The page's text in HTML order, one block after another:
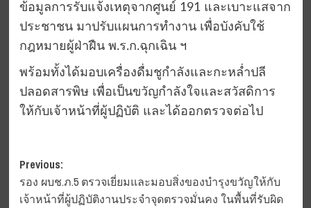
ข้อมูลการรับแจ้งเหตุจากศูนย์ 191 และเบาะแสจาก
ประชาชน มาปรับแผนการทำงาน เพื่อบังคับใช้
กฎหมายผู้ฝ่าฝืน พ.ร.ก.ฉุกเฉิน ฯ
พร้อมทั้งได้มอบเครื่องดื่มชูกำลังและกะหล่ำปลี
ปลอดสารพิษ เพื่อเป็นขวัญกำลังใจและสวัสดิการ
ให้กับเจ้าหน้าที่ผู้ปฏิบัติ และได้ออกตรวจต่อไป
Post
navigation
Previous:
รอง ผบช.ภ.5 ตรวจเยี่ยมและมอบสิ่งของบำรุงขวัญให้กับ
เจ้าหน้าที่ผู้ปฏิบัติงานประจำจุดตรวจมั่นคง ในพื้นที่รับผิด